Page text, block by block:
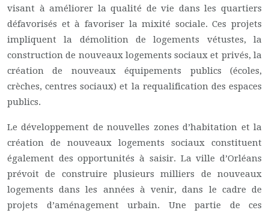
visant à améliorer la qualité de vie dans les quartiers
défavorisés et à favoriser la mixité sociale. Ces projets
impliquent la démolition de logements vétustes, la
construction de nouveaux logements sociaux et privés, la
création de nouveaux équipements publics (écoles,
crèches, centres sociaux) et la requalification des espaces
publics.
Le développement de nouvelles zones d’habitation et la
création de nouveaux logements sociaux constituent
également des opportunités à saisir. La ville d’Orléans
prévoit de construire plusieurs milliers de nouveaux
logements dans les années à venir, dans le cadre de
projets d’aménagement urbain. Une partie de ces